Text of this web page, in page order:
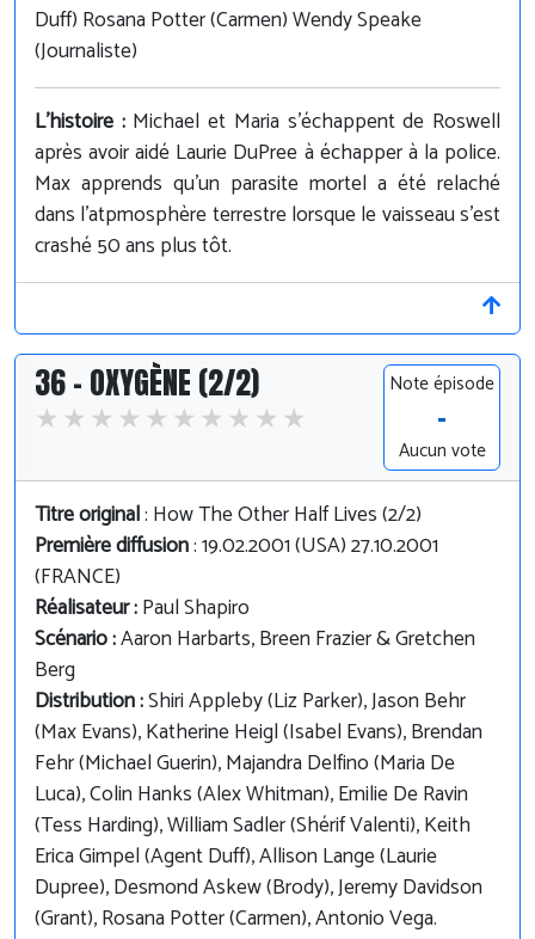
Duff) Rosana Potter (Carmen) Wendy Speake
(Journaliste)
L'histoire : Michael et Maria s'échappent de Roswell
après avoir aidé Laurie DuPree à échapper à la police.
Max apprends qu'un parasite mortel a été relaché
dans l'atpmosphère terrestre lorsque le vaisseau s'est
crashé 50 ans plus tôt.
36 - OXYGÈNE (2/2) Note épisode
-
Aucun vote
Titre original: How The Other Half Lives (2/2)
Première diffusion: 19.02.2001 (USA) 27.10.2001
(FRANCE)
Réalisateur :Paul Shapiro
Scénario :Aaron Harbarts, Breen Frazier & Gretchen
Berg
Distribution :Shiri Appleby (Liz Parker), Jason Behr
(Max Evans), Katherine Heigl (Isabel Evans), Brendan
Fehr (Michael Guerin), Majandra Delfino (Maria De
Luca), Colin Hanks (Alex Whitman), Emilie De Ravin
(Tess Harding), William Sadler (Shérif Valenti), Keith
Erica Gimpel (Agent Duff), Allison Lange (Laurie
Dupree), Desmond Askew (Brody), Jeremy Davidson
(Grant), Rosana Potter (Carmen), Antonio Vega.